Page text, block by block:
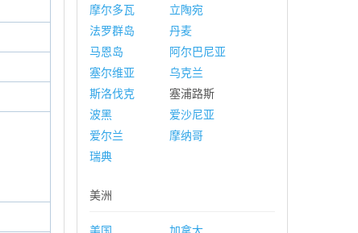
摩尔多瓦
立陶宛
法罗群岛
丹麦
马恩岛
阿尔巴尼亚
塞尔维亚
乌克兰
斯洛伐克
塞浦路斯
波黑
爱沙尼亚
爱尔兰
摩纳哥
瑞典
美洲